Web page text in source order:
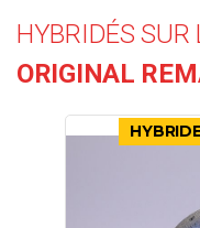
HYBRIDÉS SUR
ORIGINAL